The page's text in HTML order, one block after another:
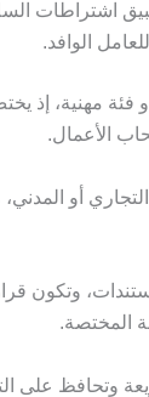
اشتراطات
الوافد.
فئة مهنية، إذ
الأعمال.
أو المدني،
وتكون
المختصة.
وتحافظ على